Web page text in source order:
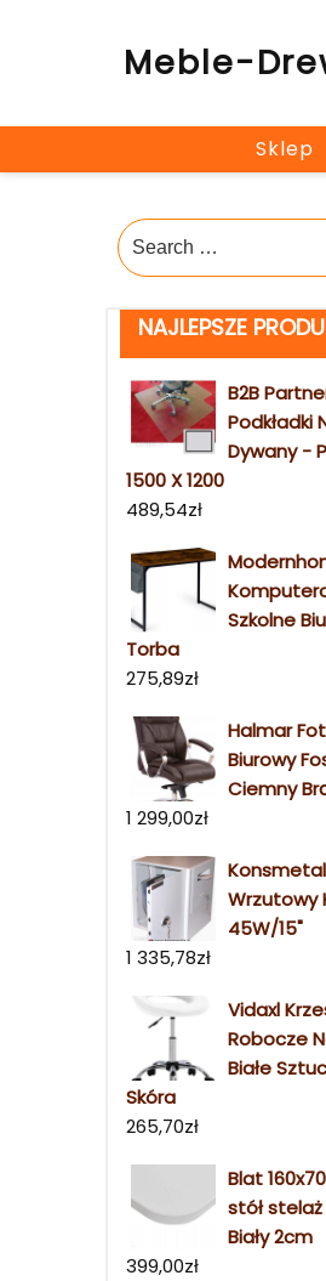
Meble-
Sklep
Search
for:
NAJLEPSZE
B2B
Podkładki
Dywany -
1500 X 1200
489,54zł
Szkolne
Torba
275,89zł
Halmar
Biurowy
Ciemny
1 299,00zł
Wrzutowy
45W/15"
1 335,78zł
Vidaxl
Robocze
Białe
Skóra
265,70zł
Blat
stół
Biały 2cm
399,00zł